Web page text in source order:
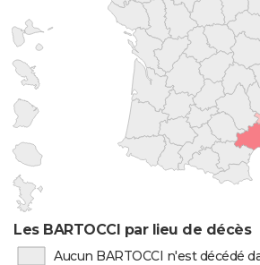
Les BARTOCCI par lieu de décès
Aucun BARTOCCI n'est décédé